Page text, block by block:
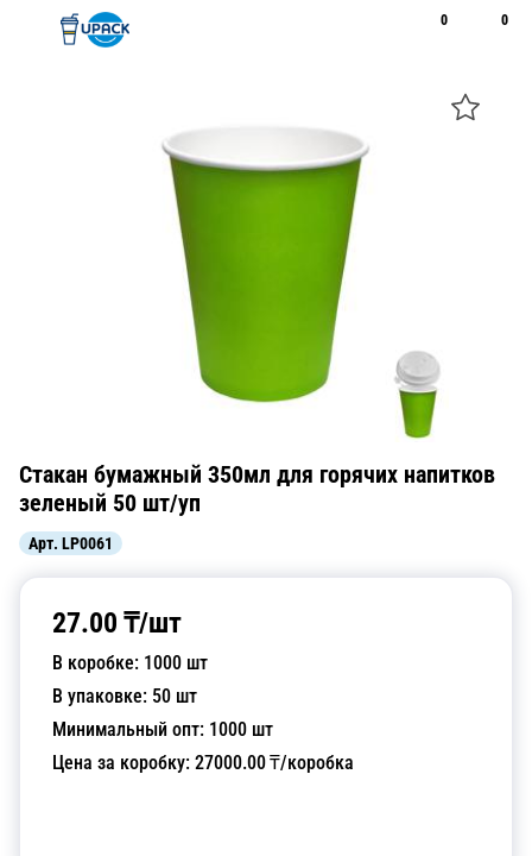
0 0
Стакан бумажный 350мл для горячих напитков
зеленый 50 шт/уп
Арт. LP0061
27.00 ₸/шт
В коробке: 1000 шт
В упаковке: 50 шт
Минимальный опт: 1000 шт
Цена за коробку: 27000.00₸/коробка